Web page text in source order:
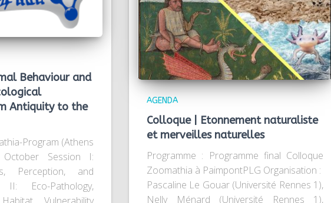
Behaviour and
Antiquity to the
Program (Athens
Session I:
Perception, and
Eco-Pathology,
AGENDA
Colloque | Etonnement naturaliste
et merveilles naturelles
Programme : Programme final Colloque
Zoomathia à PaimpontPLG Organisation :
Pascaline Le Gouar (Université Rennes 1),
Nelly Ménard (Université Rennes 1),